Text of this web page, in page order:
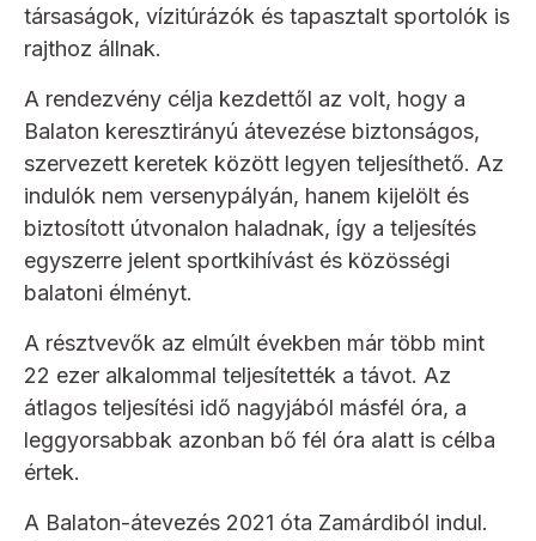
társaságok, vízitúrázók és tapasztalt sportolók is
rajthoz állnak.
A rendezvény célja kezdettől az volt, hogy a
Balaton keresztirányú átevezése biztonságos,
szervezett keretek között legyen teljesíthető. Az
indulók nem versenypályán, hanem kijelölt és
biztosított útvonalon haladnak, így a teljesítés
egyszerre jelent sportkihívást és közösségi
balatoni élményt.
A résztvevők az elmúlt években már több mint
22 ezer alkalommal teljesítették a távot. Az
átlagos teljesítési idő nagyjából másfél óra, a
leggyorsabbak azonban bő fél óra alatt is célba
értek.
A Balaton-átevezés 2021 óta Zamárdiból indul.